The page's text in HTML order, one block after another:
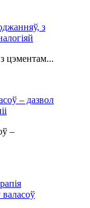
цэментам...
–